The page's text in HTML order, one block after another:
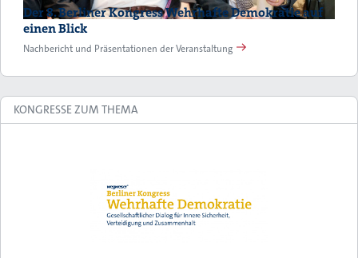
Der 8. Berliner Kongress Wehrhafte Demokratie auf
einen Blick
Nachbericht und Präsentationen der Veranstaltung
KONGRESSE ZUM THEMA